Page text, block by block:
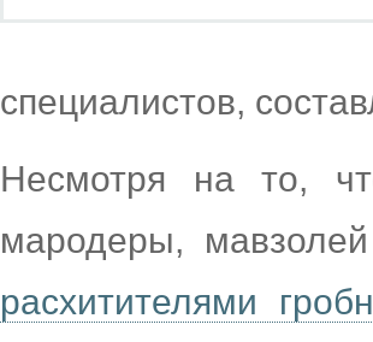
специалистов,
Несмотря на то,
мародеры,
расхитителями